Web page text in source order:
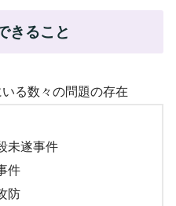
きること
る数々の問題の存在
未遂事件
件
防